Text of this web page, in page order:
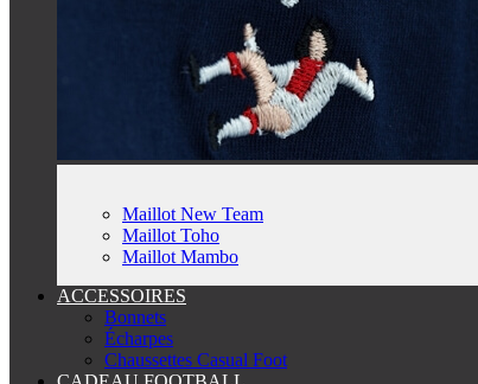
Maillot New Team
Maillot Toho
Maillot Mambo
ACCESSOIRES
Bonnets
Écharpes
Chaussettes Casual Foot